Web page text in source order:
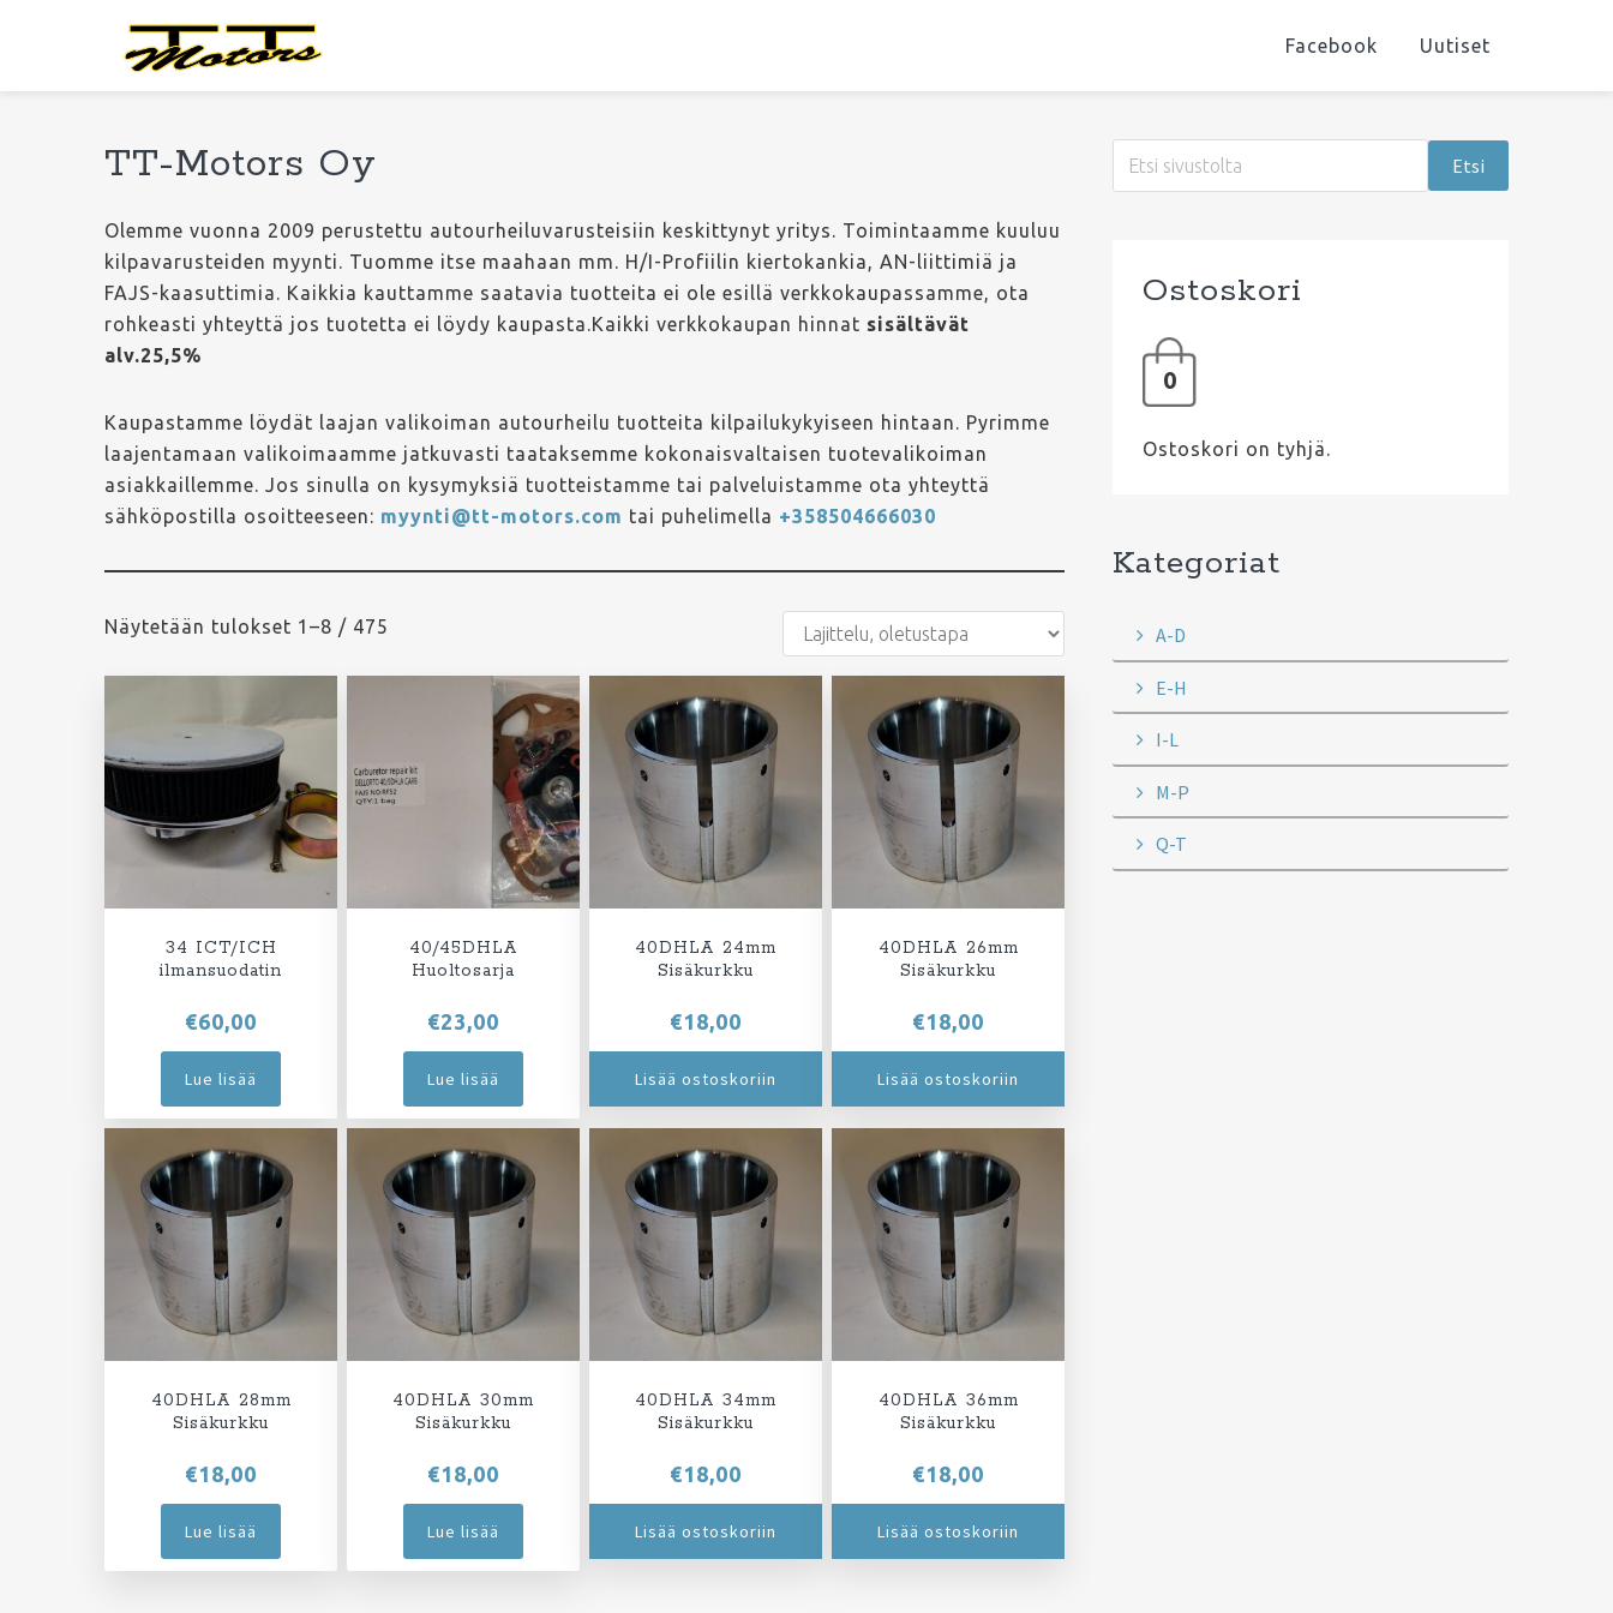
pääsisältöön
alatunnisteeseen
TT-Motors Oy
Facebook Uutiset
TT-Motors Oy
Olemme vuonna 2009 perustettu autourheiluvarusteisiin keskittynyt yritys. Toimintaamme kuuluu
kilpavarusteiden myynti. Tuomme itse maahaan mm. H/I-Profiilin kiertokankia, AN-liittimiä ja
FAJS-kaasuttimia. Kaikkia kauttamme saatavia tuotteita ei ole esillä verkkokaupassamme, ota
rohkeasti yhteyttä jos tuotetta ei löydy kaupasta.Kaikki verkkokaupan hinnat sisältävät
alv.25,5%
Kaupastamme löydät laajan valikoiman autourheilu tuotteita kilpailukykyiseen hintaan. Pyrimme
laajentamaan valikoimaamme jatkuvasti taataksemme kokonaisvaltaisen tuotevalikoiman
asiakkaillemme. Jos sinulla on kysymyksiä tuotteistamme tai palveluistamme ota yhteyttä
sähköpostilla osoitteeseen: myynti@tt-motors.com tai puhelimella +358504666030
Näytetään tulokset 1–8 / 475
34 ICT/ICH
ilmansuodatin
€60,00
Lue lisää
40/45DHLA
Huoltosarja
€23,00
Lue lisää
40DHLA 24mm
Sisäkurkku
€18,00
Lisää ostoskoriin
40DHLA 26mm
Sisäkurkku
€18,00
Lisää ostoskoriin
40DHLA 28mm
Sisäkurkku
€18,00
Lue lisää
40DHLA 30mm
Sisäkurkku
€18,00
Lue lisää
40DHLA 34mm
Sisäkurkku
€18,00
Lisää ostoskoriin
40DHLA 36mm
Sisäkurkku
€18,00
Lisää ostoskoriin
Ensisijainen
sivupalkki
Ostoskori
0
Ostoskori on tyhjä.
Kategoriat
A-D
E-H
I-L
M-P
Q-T